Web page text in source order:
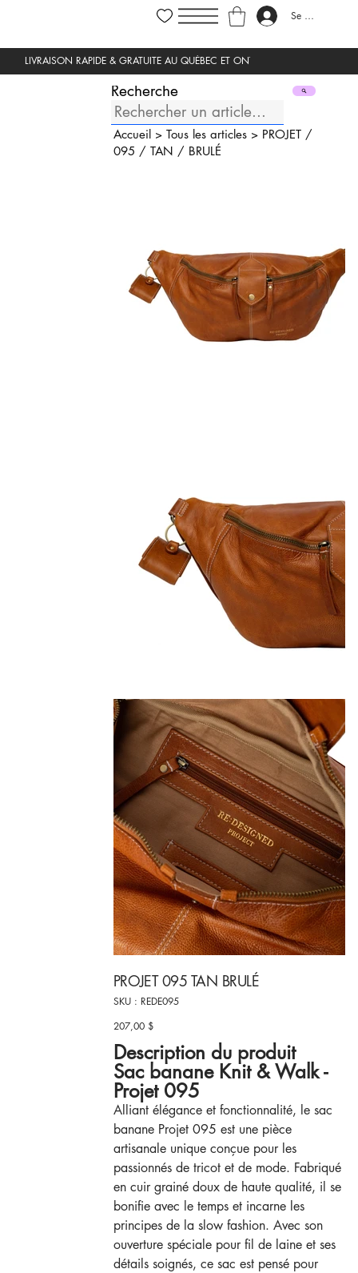
Se connecter
Recherche
Accueil> Tous les articles> PROJET /
095 / TAN / BRULÉ
PROJET 095 TAN BRULÉ
SKU : SKU
REDE095
REDE095
Prix
207,00 $
Description du produit
Sac banane Knit & Walk -
Projet 095
Alliant élégance et fonctionnalité, le sac
banane Projet 095 est une pièce
artisanale unique conçue pour les
passionnés de tricot et de mode. Fabriqué
en cuir grainé doux de haute qualité, il se
bonifie avec le temps et incarne les
principes de la slow fashion. Avec son
ouverture spéciale pour fil de laine et ses
détails soignés, ce sac est pensé pour